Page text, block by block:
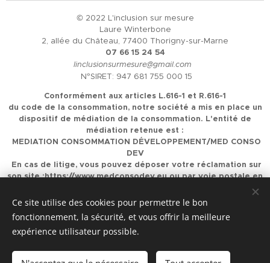
© 2022 L'inclusion sur mesure
Laure Winterbone
2, allée du Château, 77400 Thorigny-sur-Marne
07 66 15 24 54
linclusionsurmesure@gmail.com
N°SIRET: 947 681 755 000 15
Conformément aux articles L.616-1 et R.616-1
du code de la consommation, notre société a mis en place un
dispositif de médiation de la consommation. L'entité de
médiation retenue est :
MEDIATION CONSOMMATION DÉVELOPPEMENT/MED CONSO
DEV
En cas de litige, vous pouvez déposer votre réclamation sur
son site :https://www.medconsodev.eu ou par voie postale en
MEDIATION CONSOMMATION DÉVELOPPEMENT/MED CONSO
DEV
Centre d'Affaires Stéphanois SAS
IMMEUBLE L'HORIZON – ESPLANADE DE FRANCE
Ce site utilise des cookies pour permettre le bon
fonctionnement, la sécurité, et vous offrir la meilleure
expérience utilisateur possible.